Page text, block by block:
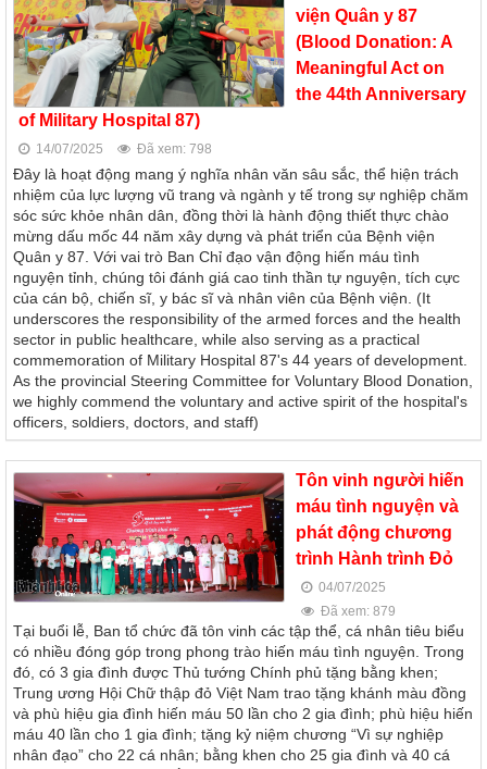
viện Quân y 87
(Blood Donation: A
Meaningful Act on
the 44th Anniversary
of Military Hospital 87)
14/07/2025 Đã xem: 798
Đây là hoạt động mang ý nghĩa nhân văn sâu sắc, thể hiện trách
nhiệm của lực lượng vũ trang và ngành y tế trong sự nghiệp chăm
sóc sức khỏe nhân dân, đồng thời là hành động thiết thực chào
mừng dấu mốc 44 năm xây dựng và phát triển của Bệnh viện
Quân y 87. Với vai trò Ban Chỉ đạo vận động hiến máu tình
nguyện tỉnh, chúng tôi đánh giá cao tinh thần tự nguyện, tích cực
của cán bộ, chiến sĩ, y bác sĩ và nhân viên của Bệnh viện. (It
underscores the responsibility of the armed forces and the health
sector in public healthcare, while also serving as a practical
commemoration of Military Hospital 87's 44 years of development.
As the provincial Steering Committee for Voluntary Blood Donation,
we highly commend the voluntary and active spirit of the hospital's
officers, soldiers, doctors, and staff)
Tôn vinh người hiến
máu tình nguyện và
phát động chương
trình Hành trình Đỏ
04/07/2025
Đã xem: 879
Tại buổi lễ, Ban tổ chức đã tôn vinh các tập thể, cá nhân tiêu biểu
có nhiều đóng góp trong phong trào hiến máu tình nguyện. Trong
đó, có 3 gia đình được Thủ tướng Chính phủ tặng bằng khen;
Trung ương Hội Chữ thập đỏ Việt Nam trao tặng khánh màu đồng
và phù hiệu gia đình hiến máu 50 lần cho 2 gia đình; phù hiệu hiến
máu 40 lần cho 1 gia đình; tặng kỷ niệm chương “Vì sự nghiệp
nhân đạo” cho 22 cá nhân; bằng khen cho 25 gia đình và 40 cá